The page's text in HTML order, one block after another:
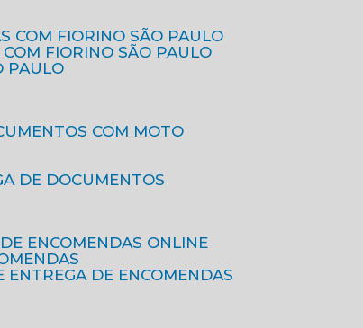
COM FIORINO SÃO PAULO
COM FIORINO SÃO PAULO
PAULO
COM MOTO
DE DOCUMENTOS
DE ENCOMENDAS ONLINE
ENTREGA DE ENCOMENDAS